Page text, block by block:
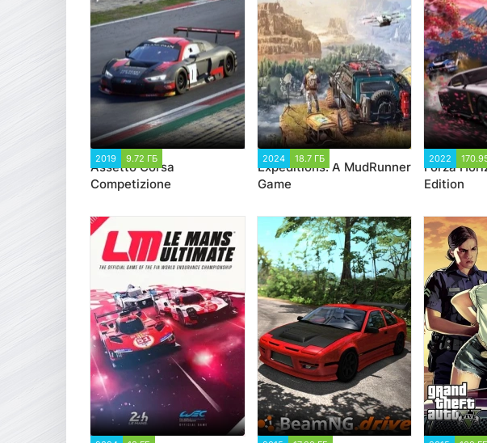
2019 9.72 ГБ
Assetto Corsa
Competizione
2024 18.7 ГБ
Expeditions: A MudRunner
Game
2022
Forza
Edition